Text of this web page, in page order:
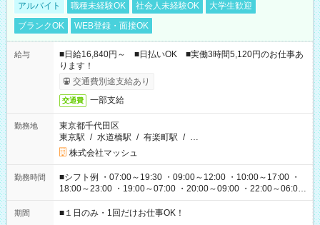
アルバイト 職種未経験OK 社会人未経験OK
大学生歓迎
ブランクOK
WEB登録・面接OK
給与
■日給16,840円～ ■日払いOK ■実働3時間5,120円のお仕事あ
ります！
交通費別途支給あり
交通費 一部支給
勤務地
東京都千代田区
東京駅 / 水道橋駅 / 有楽町駅 / …
株式会社マッシュ
勤務時間
■シフト例 ・07:00～19:30 ・09:00～12:00 ・10:00～17:00 ・
18:00～23:00 ・19:00～07:00 ・20:00～09:00 ・22:00～06:00
etc ★最短で3時間で5,120円のお仕事から 15時間で2万円近く稼
げるお仕事も！ ご希望のお時間に合わせてご紹介！ ※シフトは
期間 ■１日のみ・1回だけお仕事OK！